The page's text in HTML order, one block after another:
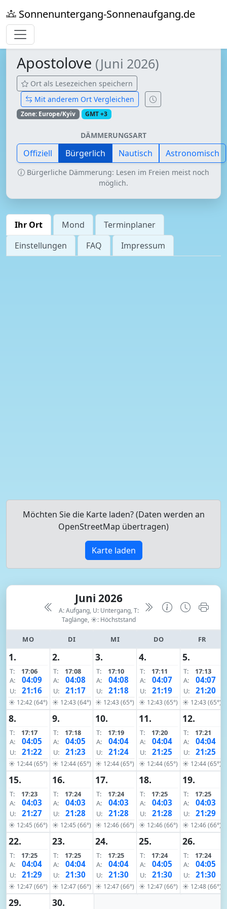
Sonnenuntergang-Sonnenaufgang.de
Apostolove (Juni 2026)
Ort als Lesezeichen speichern
Mit anderem Ort Vergleichen
Zone: Europe/Kyiv GMT +3
DÄMMERUNGSART
Offiziell Bürgerlich Nautisch Astronomisch
Bürgerliche Dämmerung: Lesen im Freien meist noch
möglich.
Ihr Ort Mond
Terminplaner
Einstellungen
FAQ Impressum
Möchten Sie die Karte laden? (Daten werden an
OpenStreetMap übertragen)
Karte laden
Juni 2026
A: Aufgang, U: Untergang, T:
Taglänge, ☀: Höchststand
MO DI MI DO FR
1.
T:
17:06
A:
04:09
U: 21:16
☀ 12:42 (64°)
2.
T:
17:08
A:
04:08
U: 21:17
☀ 12:43 (64°)
3.
T:
17:10
A:
04:08
U: 21:18
☀ 12:43 (65°)
4.
T:
17:11
A:
04:07
U: 21:19
☀ 12:43 (65°)
5.
T:
17:13
A:
04:07
U: 21:20
☀ 12:43 (65°)
8.
T:
17:17
A:
04:05
U: 21:22
☀ 12:44 (65°)
9.
T:
17:18
A:
04:05
U: 21:23
☀ 12:44 (65°)
10.
T:
17:19
A:
04:04
U: 21:24
☀ 12:44 (65°)
11.
T:
17:20
A:
04:04
U: 21:25
☀ 12:44 (65°)
12.
T:
17:21
A:
04:04
U: 21:25
☀ 12:44 (65°)
15.
T:
17:23
A:
04:03
U: 21:27
☀ 12:45 (66°)
16.
T:
17:24
A:
04:03
U: 21:28
☀ 12:45 (66°)
17.
T:
17:24
A:
04:03
U: 21:28
☀ 12:46 (66°)
18.
T:
17:25
A:
04:03
U: 21:28
☀ 12:46 (66°)
19.
T:
17:25
A:
04:03
U: 21:29
☀ 12:46 (66°)
22.
T:
17:25
A:
04:04
U: 21:29
☀ 12:47 (66°)
23.
T:
17:25
A:
04:04
U: 21:30
☀ 12:47 (66°)
24.
T:
17:25
A:
04:04
U: 21:30
☀ 12:47 (66°)
25.
T:
17:24
A:
04:05
U: 21:30
☀ 12:47 (66°)
26.
T:
17:24
A:
04:05
U: 21:30
☀ 12:48 (66°)
29. 30.